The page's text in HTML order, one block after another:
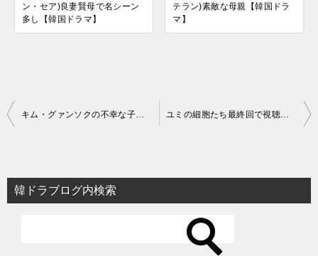
ン・セア)良妻賢母で名シーン
多し【韓国ドラマ】
テラン)素敵な母親【韓国ドラ
マ】
投
ビ
ゲ
韓ドラブログ内検索